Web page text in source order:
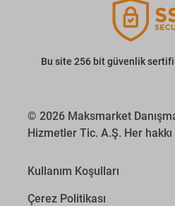
Bu site 256 bit güvenlik
© 2026 Maksmarket
Hizmetler Tic. A.Ş. Her hakkı
Kullanım Koşulları
Çerez Politikası